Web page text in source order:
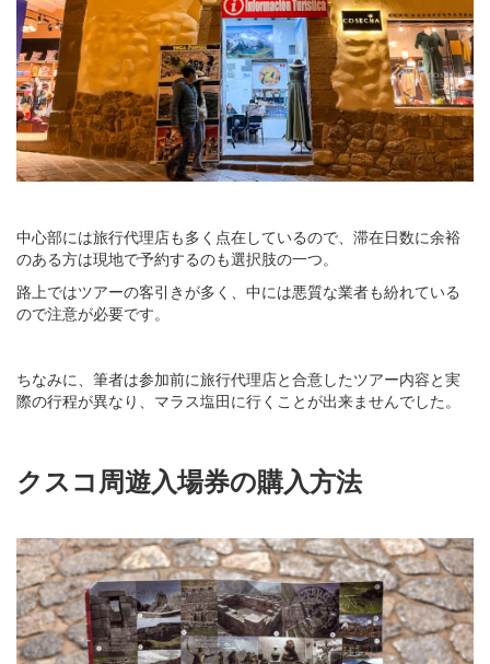
中心部には旅行代理店も多く点在しているので、滞在日数に余裕
のある方は現地で予約するのも選択肢の一つ。
路上ではツアーの客引きが多く、中には悪質な業者も紛れている
ので注意が必要です。
ちなみに、筆者は参加前に旅行代理店と合意したツアー内容と実
際の行程が異なり、マラス塩田に行くことが出来ませんでした。
クスコ周遊入場券の購入方法